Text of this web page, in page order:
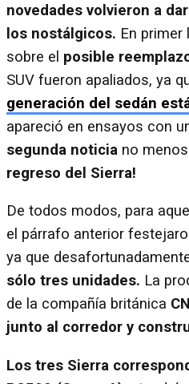
novedades volvieron a
los nostálgicos. En primer
sobre el posible
SUV fueron apaliados, ya
generación del sedán
apareció en ensayos con
segunda noticia no
regreso del Sierra!
De todos modos, para
el párrafo anterior
ya que
sólo tres unidades. La
de la compañía británica
junto al corredor y
Los tres Sierra